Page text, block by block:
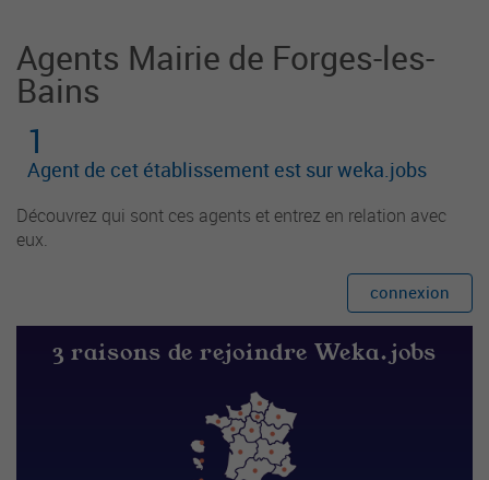
Agents Mairie de Forges-les-
Bains
1
Agent de cet établissement est sur weka.jobs
Découvrez qui sont ces agents et entrez en relation avec
eux.
connexion
3 raisons de rejoindre Weka.jobs